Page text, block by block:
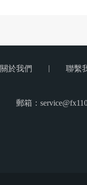
關於我們 | 聯繫
郵箱：